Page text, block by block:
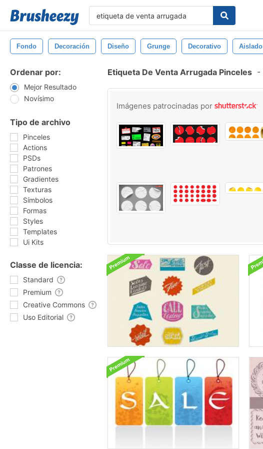
Fondo Decoración Diseño Grunge Decorativo Aislado
Ordenar por:
Mejor Resultado
Novísimo
Tipo de archivo
Pinceles
Actions
PSDs
Patrones
Gradientes
Texturas
Símbolos
Formas
Styles
Templates
Ui Kits
Classe de licencia:
Standard
Premium
Creative Commons
Uso Editorial
Etiqueta De Venta Arrugada Pinceles -
Imágenes patrocinadas por